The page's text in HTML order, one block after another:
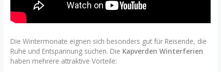
Die Wintermonate eignen sich besonders gut für Reisende, die
Ruhe und Entspannung suchen. Die Kapverden Winterferien
haben mehrere attraktive Vorteile: